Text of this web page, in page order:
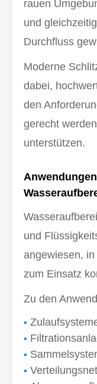
rauen
und
Durchfluss
Moderne
dabei,
den
gerecht
unterstützen.
und
angewiesen,
zum Einsatz
Zu den